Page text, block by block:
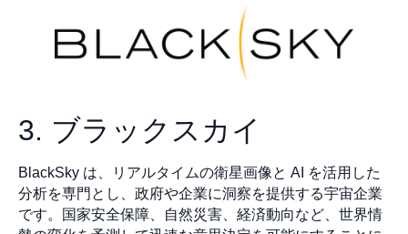
3. ブラックスカイ
BlackSky は、リアルタイムの衛星画像と AI を活用した
分析を専門とし、政府や企業に洞察を提供する宇宙企業
です。国家安全保障、自然災害、経済動向など、世界情